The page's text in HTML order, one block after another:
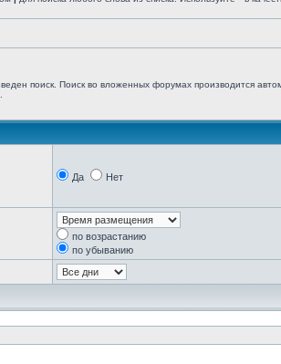
поиск. Поиск во вложенных форумах производится
Да Нет
по возрастанию
по убыванию